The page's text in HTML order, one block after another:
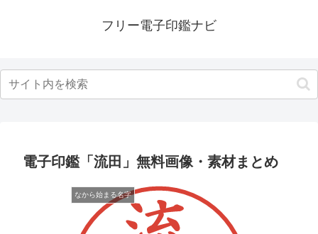
フリー電子印鑑ナビ
電子印鑑「流田」無料画像・素材まとめ
なから始まる名字